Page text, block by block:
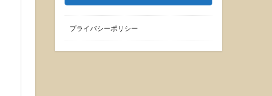
プライバシーポリシー